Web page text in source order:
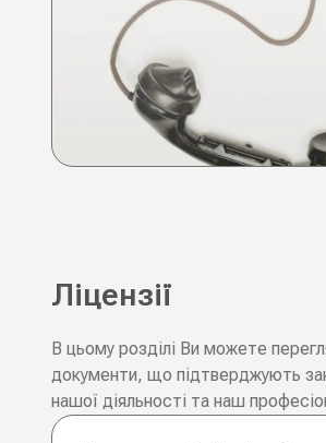
Ліцензії
В цьому розділі Ви можете
документи, що підтверджують
нашої діяльності та наш